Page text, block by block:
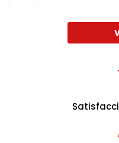
El canapé abatible
el complemento
atendiendo a las
Design es el modelo